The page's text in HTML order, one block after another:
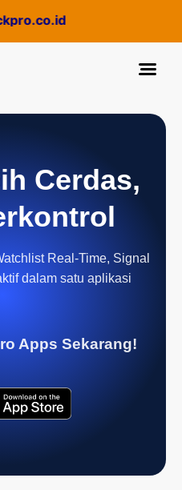
Cerdas,
Real-Time, Signal
dalam satu aplikasi
Apps Sekarang!